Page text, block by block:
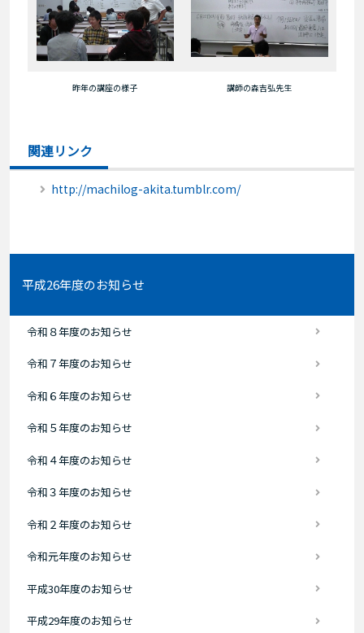
昨年の講座の様子 講師の森吉弘先生
関連リンク
http://machilog-akita.tumblr.com/
平成26年度のお知らせ
令和８年度のお知らせ
令和７年度のお知らせ
令和６年度のお知らせ
令和５年度のお知らせ
令和４年度のお知らせ
令和３年度のお知らせ
令和２年度のお知らせ
令和元年度のお知らせ
平成30年度のお知らせ
平成29年度のお知らせ